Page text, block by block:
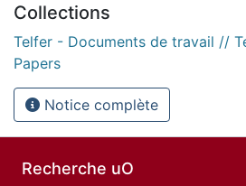
Collections
Telfer - Documents de travail //
Papers
Notice complète
Recherche uO